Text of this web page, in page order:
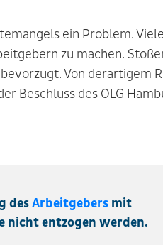
ein Problem.
zu machen.
Von derartigem
Beschluss des OLG
desArbeitgebers mit
nicht entzogen werden.